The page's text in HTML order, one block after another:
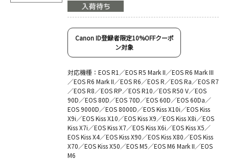
Canon ID登録者限定10%OFFクーポ
ン対象
対応機種：EOS R1／EOS R5 Mark II／EOS R6 Mark III
／EOS R6 Mark II／EOS R6／EOS R／EOS Ra／EOS R7
／EOS R8／EOS RP／EOS R10／EOS R50 V／EOS
90D／EOS 80D／EOS 70D／EOS 60D／EOS 60Da／
EOS 9000D／EOS 8000D／EOS Kiss X10i／EOS Kiss
X9i／EOS Kiss X10／EOS Kiss X9／EOS Kiss X8i／EOS
Kiss X7i／EOS Kiss X7／EOS Kiss X6i／EOS Kiss X5／
EOS Kiss X4／EOS Kiss X90／EOS Kiss X80／EOS Kiss
X70／EOS Kiss X50／EOS M5／EOS M6 Mark II／EOS
M6